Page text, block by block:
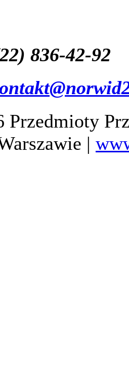
836-42-92
Przedmioty
|